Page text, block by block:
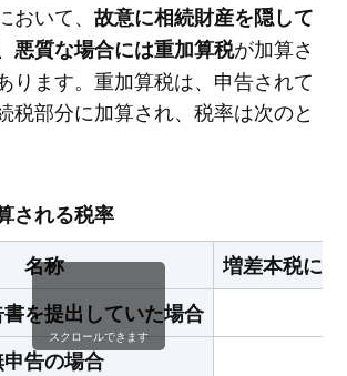
いて、 故意に相続財産を隠して
悪質な場合には重加算税が加算さ
ります。重加算税は、申告されて
税部分に加算され、税率は次のと
される税率
名称
増差本税に
を提出していた場合
告の場合
スクロールできます